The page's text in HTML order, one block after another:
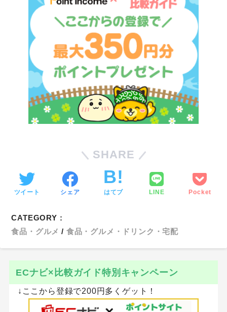
SHARE
ツイート シェア はてブ LINE Pocket
CATEGORY :
食品・グルメ
食品・グルメ・ドリンク・宅配
ECナビ×比較ガイド特別キャンペーン
↓ここから登録で200円多くゲット！